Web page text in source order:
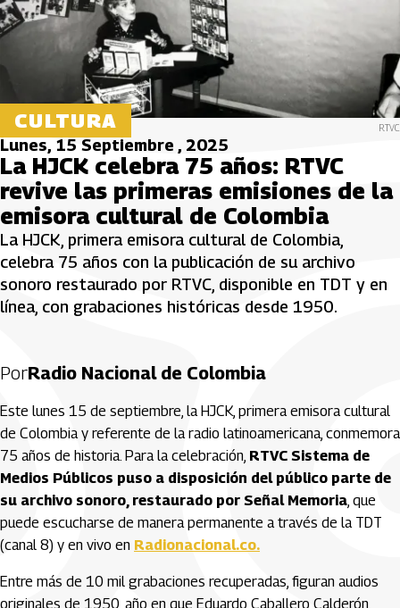
CULTURA RTVC
Lunes, 15 Septiembre , 2025
La HJCK celebra 75 años: RTVC
revive las primeras emisiones de la
emisora cultural de Colombia
La HJCK, primera emisora cultural de Colombia,
celebra 75 años con la publicación de su archivo
sonoro restaurado por RTVC, disponible en TDT y en
línea, con grabaciones históricas desde 1950.
PorRadio Nacional de Colombia
Este lunes 15 de septiembre, la HJCK, primera emisora cultural
de Colombia y referente de la radio latinoamericana, conmemora
75 años de historia. Para la celebración, RTVC Sistema de
Medios Públicos puso a disposición del público parte de
su archivo sonoro, restaurado por Señal Memoria, que
puede escucharse de manera permanente a través de la TDT
(canal 8) y en vivo en Radionacional.co.
Entre más de 10 mil grabaciones recuperadas, figuran audios
originales de 1950, año en que Eduardo Caballero Calderón,